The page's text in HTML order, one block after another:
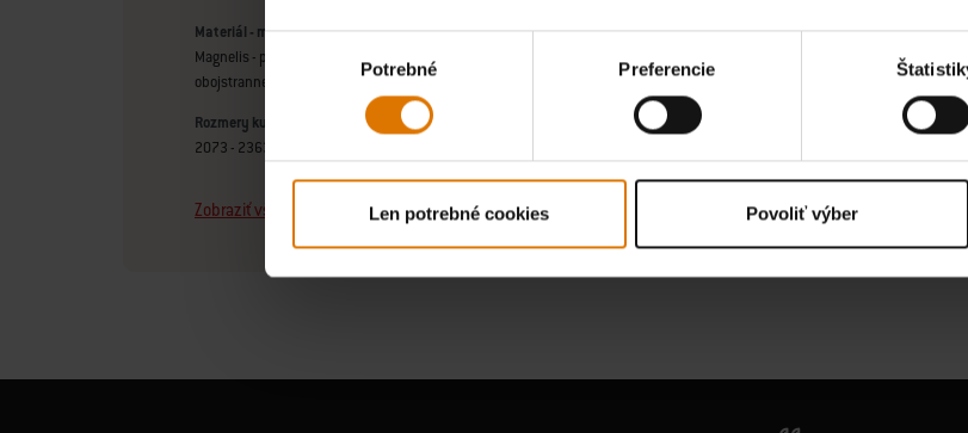
Potrebné Preferencie
Len potrebné cookies Povoliť výber
Materiál - modul
Magnelis - plne pozinkovaná a práškovo lakovaná uhlíková oceľ
obojstranne potiahnutá zliatinou zinku, hliníka a horčíka
Materiál - Doska a úchyty
brúsená nehrdzavejúca oceľ
Rozmery kuchyne (mm)
2073 - 2363mm V x 611mm D
Pracovná plocha (cm²)
Zobraziť všetky špecifikácie